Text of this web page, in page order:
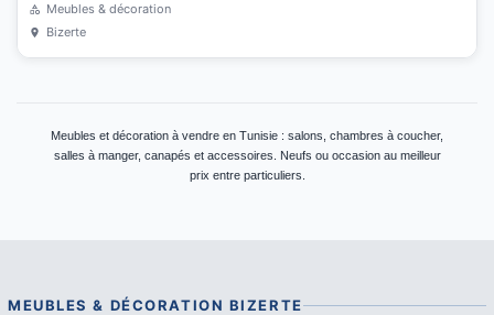
Meubles & décoration
Bizerte
Meubles et décoration à vendre en Tunisie : salons, chambres à coucher,
salles à manger, canapés et accessoires. Neufs ou occasion au meilleur
prix entre particuliers.
MEUBLES & DÉCORATION BIZERTE